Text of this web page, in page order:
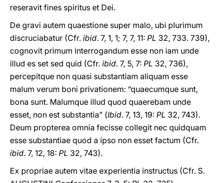
reseravit fines spiritus et Dei.
De gravi autem quaestione super malo, ubi plurimum
discruciabatur (Cfr. ibid. 7, 1, 1; 7, 7, 11: PL 32, 733. 739),
cognovit primum interrogandum esse non iam unde
illud es set sed quid (Cfr. ibid. 7, 5, 7: PL 32, 736),
percepitque non quasi substantiam aliquam esse
malum verum boni privationem: “quaecumque sunt,
bona sunt. Malumque illud quod quaerebam unde
esset, non est substantia” (Ibid. 7, 13, 19: PL 32, 743).
Deum propterea omnia fecisse collegit nec quidquam
esse substantiae quod a ipso non esset factum (Cfr.
ibid. 7, 12, 18: PL 32, 743).
Ex propriae autem vitae experientia instructus (Cfr. S.